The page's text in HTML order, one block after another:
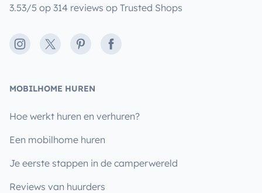
3.53/5 op 314 reviews op Trusted Shops
Instagram
X PinterestFacebook
MOBILHOME HUREN
Hoe werkt huren en verhuren?
Een mobilhome huren
Je eerste stappen in de camperwereld
Reviews van huurders